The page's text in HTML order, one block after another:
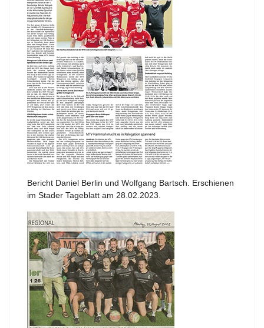
Bericht Daniel Berlin und Wolfgang Bartsch. Erschienen
im Stader Tageblatt am 28.02.2023.